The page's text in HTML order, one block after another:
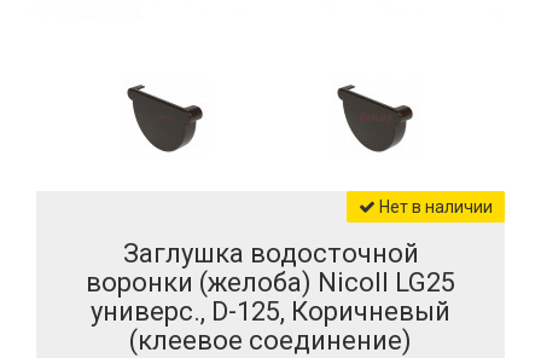
Нет в наличии
Заглушка водосточной
воронки (желоба) Nicoll LG25
универс., D-125, Коричневый
(клеевое соединение)